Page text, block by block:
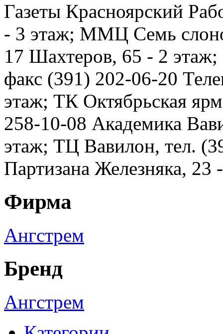
Газеты Красноярский
- 3 этаж; ММЦ Семь
17 Шахтеров, 65 - 2
факс (391) 202-06-20
этаж; ТК Октябрьская
258-10-08 Академика
этаж; ТЦ Вавилон, тел.
Партизана Железняка,
Фирма
Ангстрем
Бренд
Ангстрем